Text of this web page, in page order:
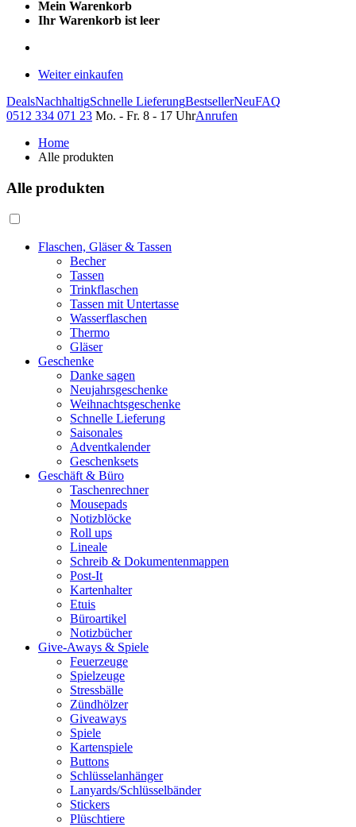
Mein Warenkorb
Ihr Warenkorb ist leer
Weiter einkaufen
DealsNachhaltigSchnelle LieferungBestsellerNeuFAQ
0512 334 071 23 Mo. - Fr. 8 - 17 UhrAnrufen
Home
Alle produkten
Alle produkten
Flaschen, Gläser & Tassen
Becher
Tassen
Trinkflaschen
Tassen mit Untertasse
Wasserflaschen
Thermo
Gläser
Geschenke
Danke sagen
Neujahrsgeschenke
Weihnachtsgeschenke
Schnelle Lieferung
Saisonales
Adventkalender
Geschenksets
Geschäft & Büro
Taschenrechner
Mousepads
Notizblöcke
Roll ups
Lineale
Schreib & Dokumentenmappen
Post-It
Kartenhalter
Etuis
Büroartikel
Notizbücher
Give-Aways & Spiele
Feuerzeuge
Spielzeuge
Stressbälle
Zündhölzer
Giveaways
Spiele
Kartenspiele
Buttons
Schlüsselanhänger
Lanyards/Schlüsselbänder
Stickers
Plüschtiere